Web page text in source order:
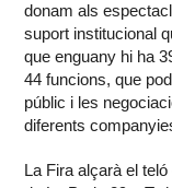
donam als
suport institucional
que enguany hi ha
44 funcions, que
públic i les
diferents
La Fira alçarà el